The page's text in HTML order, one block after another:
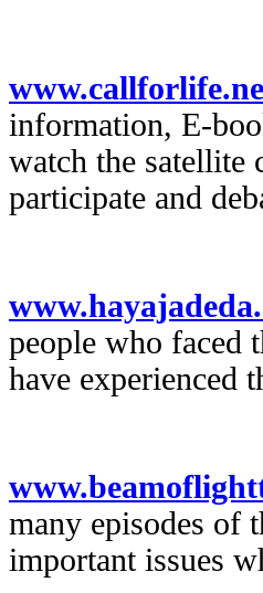
information, E-
watch the satellite
participate and
people who faced
have experienced
many episodes of
important issues